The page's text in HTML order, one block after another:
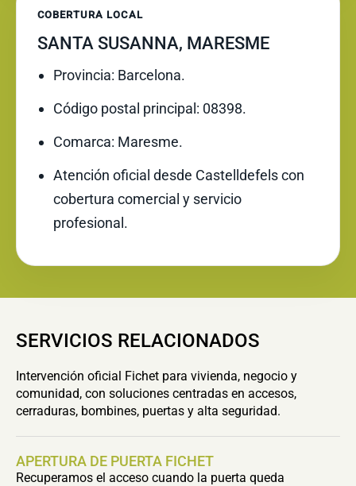
COBERTURA LOCAL
SANTA SUSANNA, MARESME
Provincia: Barcelona.
Código postal principal: 08398.
Comarca: Maresme.
Atención oficial desde Castelldefels con
cobertura comercial y servicio
profesional.
SERVICIOS RELACIONADOS
Intervención oficial Fichet para vivienda, negocio y
comunidad, con soluciones centradas en accesos,
cerraduras, bombines, puertas y alta seguridad.
APERTURA DE PUERTA FICHET
Recuperamos el acceso cuando la puerta queda